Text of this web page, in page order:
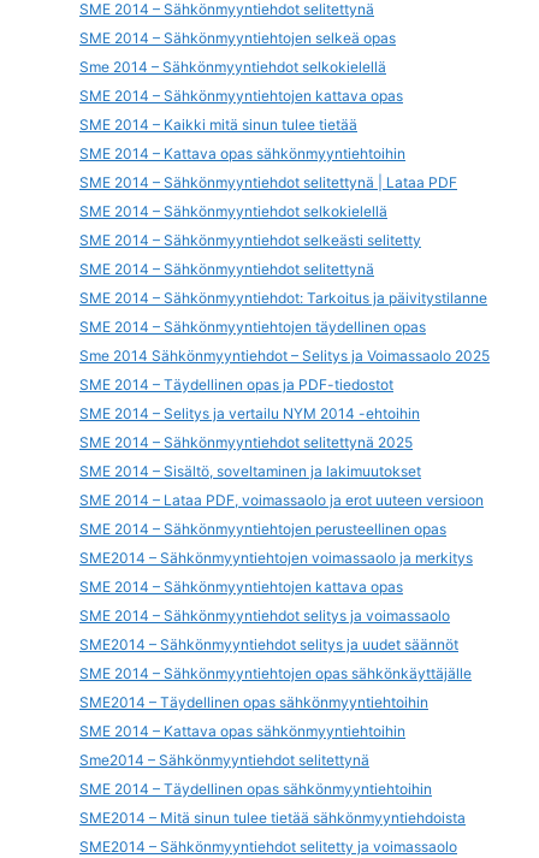
SME 2014 – Sähkönmyyntiehdot selitettynä
SME 2014 – Sähkönmyyntiehtojen selkeä opas
Sme 2014 – Sähkönmyyntiehdot selkokielellä
SME 2014 – Sähkönmyyntiehtojen kattava opas
SME 2014 – Kaikki mitä sinun tulee tietää
SME 2014 – Kattava opas sähkönmyyntiehtoihin
SME 2014 – Sähkönmyyntiehdot selitettynä | Lataa PDF
SME 2014 – Sähkönmyyntiehdot selkokielellä
SME 2014 – Sähkönmyyntiehdot selkeästi selitetty
SME 2014 – Sähkönmyyntiehdot selitettynä
SME 2014 – Sähkönmyyntiehdot: Tarkoitus ja päivitystilanne
SME 2014 – Sähkönmyyntiehtojen täydellinen opas
Sme 2014 Sähkönmyyntiehdot – Selitys ja Voimassaolo 2025
SME 2014 – Täydellinen opas ja PDF-tiedostot
SME 2014 – Selitys ja vertailu NYM 2014 -ehtoihin
SME 2014 – Sähkönmyyntiehdot selitettynä 2025
SME 2014 – Sisältö, soveltaminen ja lakimuutokset
SME 2014 – Lataa PDF, voimassaolo ja erot uuteen versioon
SME 2014 – Sähkönmyyntiehtojen perusteellinen opas
SME2014 – Sähkönmyyntiehtojen voimassaolo ja merkitys
SME 2014 – Sähkönmyyntiehtojen kattava opas
SME 2014 – Sähkönmyyntiehdot selitys ja voimassaolo
SME2014 – Sähkönmyyntiehdot selitys ja uudet säännöt
SME 2014 – Sähkönmyyntiehtojen opas sähkönkäyttäjälle
SME2014 – Täydellinen opas sähkönmyyntiehtoihin
SME 2014 – Kattava opas sähkönmyyntiehtoihin
Sme2014 – Sähkönmyyntiehdot selitettynä
SME 2014 – Täydellinen opas sähkönmyyntiehtoihin
SME2014 – Mitä sinun tulee tietää sähkönmyyntiehdoista
SME2014 – Sähkönmyyntiehdot selitetty ja voimassaolo